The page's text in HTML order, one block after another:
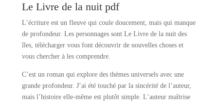
Le Livre de la nuit pdf
L’écriture est un fleuve qui coule doucement, mais qui manque
de profondeur. Les personnages sont Le Livre de la nuit des
îles, télécharger vous font découvrir de nouvelles choses et
vous chercher à les comprendre.
C’est un roman qui explore des thèmes universels avec une
grande profondeur. J’ai été touché par la sincérité de l’auteur,
mais l’histoire elle-même est plutôt simple. L’auteur maîtrise